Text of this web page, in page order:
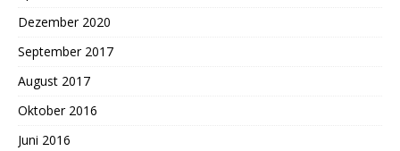
Dezember 2020
September 2017
August 2017
Oktober 2016
Juni 2016